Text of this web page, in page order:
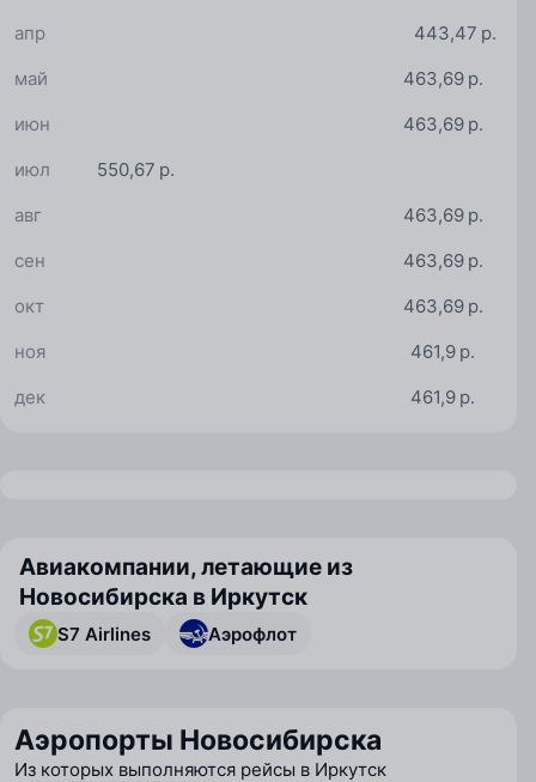
443,47 р.
апр
463,69 р.
май
463,69 р.
июн
550,67 р.
июл
463,69 р.
авг
463,69 р.
сен
463,69 р.
окт
461,9 р.
ноя
461,9 р.
дек
Авиакомпании, летающие из
Новосибирска в Иркутск
S7 Airlines Аэрофлот
Аэропорты Новосибирска
Из которых выполняются рейсы в Иркутск